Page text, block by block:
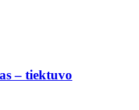
– tiektuvo